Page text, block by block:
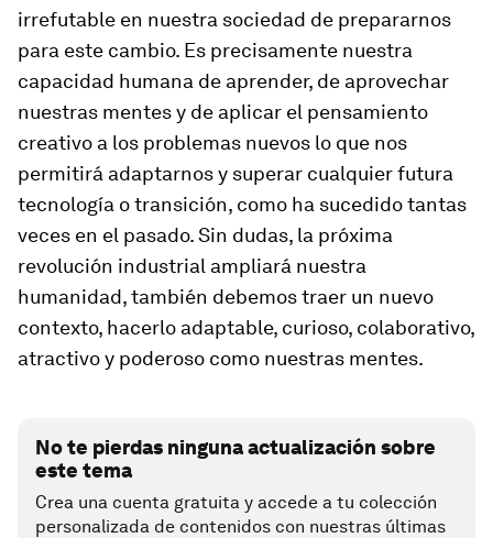
irrefutable en nuestra sociedad de prepararnos
para este cambio. Es precisamente nuestra
capacidad humana de aprender, de aprovechar
nuestras mentes y de aplicar el pensamiento
creativo a los problemas nuevos lo que nos
permitirá adaptarnos y superar cualquier futura
tecnología o transición, como ha sucedido tantas
veces en el pasado. Sin dudas, la próxima
revolución industrial ampliará nuestra
humanidad, también debemos traer un nuevo
contexto, hacerlo adaptable, curioso, colaborativo,
atractivo y poderoso como nuestras mentes.
No te pierdas ninguna actualización sobre
este tema
Crea una cuenta gratuita y accede a tu colección
personalizada de contenidos con nuestras últimas